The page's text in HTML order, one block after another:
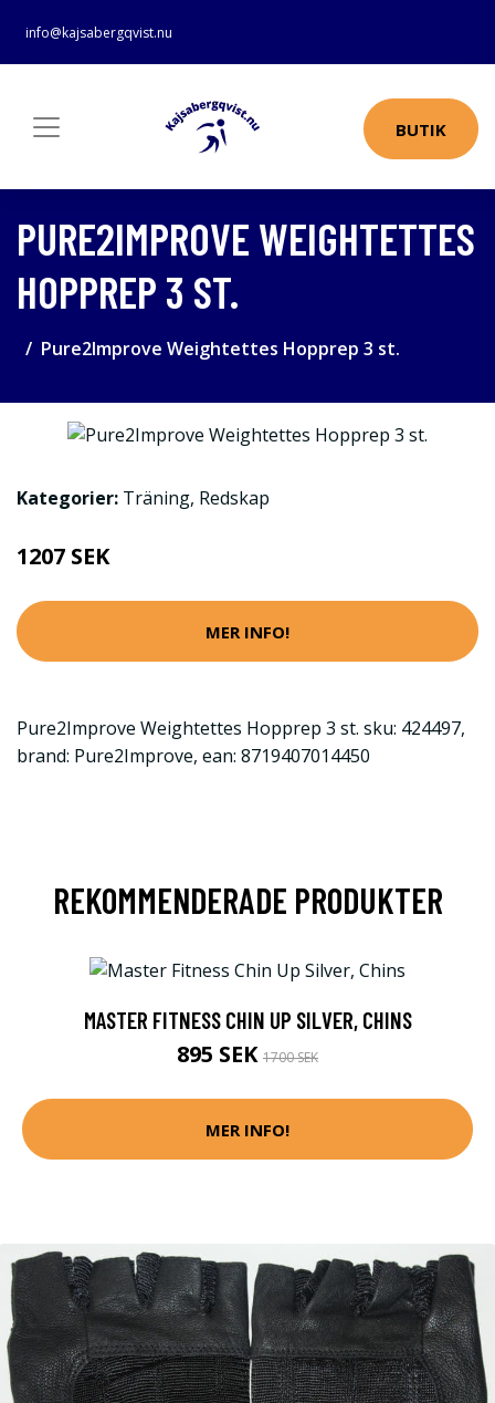
info@kajsabergqvist.nu
BUTIK
PURE2IMPROVE WEIGHTETTES
HOPPREP 3 ST.
Pure2Improve Weightettes Hopprep 3 st.
Kategorier: Träning, Redskap
1207 SEK
MER INFO!
Pure2Improve Weightettes Hopprep 3 st. sku: 424497,
brand: Pure2Improve, ean: 8719407014450
REKOMMENDERADE PRODUKTER
MASTER FITNESS CHIN UP SILVER, CHINS
895 SEK 1700 SEK
MER INFO!